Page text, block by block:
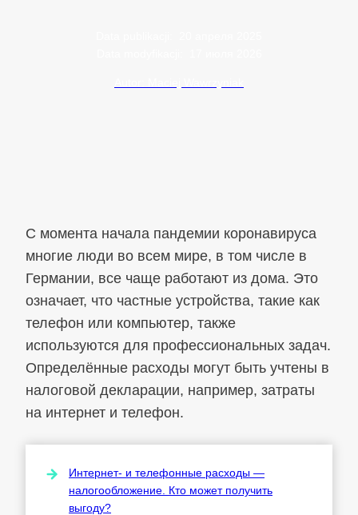
С момента начала пандемии коронавируса
многие люди во всем мире, в том числе в
Германии, все чаще работают из дома. Это
означает, что частные устройства, такие как
телефон или компьютер, также
используются для профессиональных задач.
Определённые расходы могут быть учтены в
налоговой декларации, например, затраты
на интернет и телефон.
Интернет- и телефонные расходы —
налогообложение. Кто может получить
выгоду?